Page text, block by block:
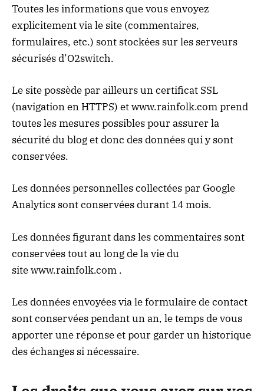
Toutes les informations que vous envoyez
explicitement via le site (commentaires,
formulaires, etc.) sont stockées sur les serveurs
sécurisés d’O2switch.
Le site possède par ailleurs un certificat SSL
(navigation en HTTPS) etwww.rainfolk.comprend
toutes les mesures possibles pour assurer la
sécurité du blog et donc des données qui y sont
conservées.
Les données personnelles collectées par Google
Analytics sont conservées durant 14 mois.
Les données figurant dans les commentaires sont
conservées tout au long de la vie du
sitewww.rainfolk.com .
Les données envoyées via le formulaire de contact
sont conservées pendant un an, le temps de vous
apporter une réponse et pour garder un historique
des échanges si nécessaire.